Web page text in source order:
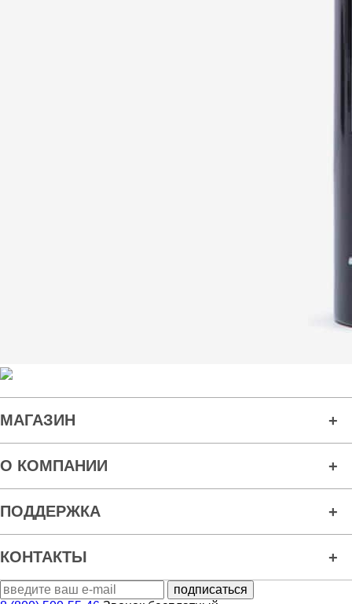
МАГАЗИН
О КОМПАНИИ
ПОДДЕРЖКА
КОНТАКТЫ